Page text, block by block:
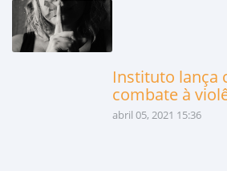
Instituto lança
combate à
abril 05, 2021 15:36